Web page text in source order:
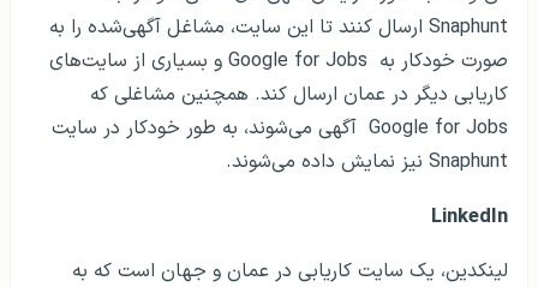
Snaphunt ارسال کنند تا این سایت، مشاغل آگهی‌شده را به
صورت خودکار به Google for Jobs و بسیاری از سایت‌های
کاریابی دیگر در عمان ارسال کند. همچنین مشاغلی که
Google for Jobs آگهی می‌شوند، به طور خودکار در سایت
Snaphunt نیز نمایش داده می‌شوند.
LinkedIn
لینکدین، یک سایت کاریابی در عمان و جهان است که به